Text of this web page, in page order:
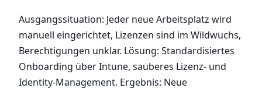
Ausgangssituation: Jeder neue Arbeitsplatz wird
manuell eingerichtet, Lizenzen sind im Wildwuchs,
Berechtigungen unklar. Lösung: Standardisiertes
Onboarding über Intune, sauberes Lizenz- und
Identity-Management. Ergebnis: Neue